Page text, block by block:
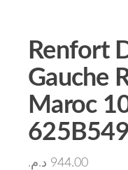
Renfort
Gauche
Maroc
944.00 د.م.